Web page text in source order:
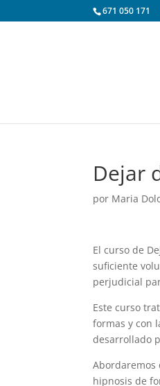
671 050 171
Dejar
por Maria
El curso de
suficiente
perjudicial
Este curso
formas y con
desarrollado
hipnosis de